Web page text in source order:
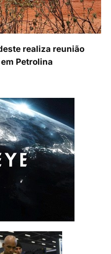
realiza reunião
Petrolina